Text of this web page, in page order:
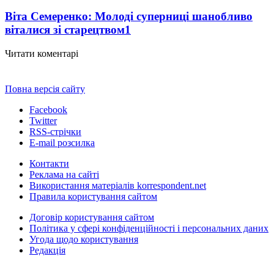
Віта Семеренко: Молоді суперниці шанобливо
віталися зі старецтвом1
Читати коментарі
Повна версія сайту
Facebook
Twitter
RSS-стрічки
E-mail розсилка
Контакти
Реклама на сайті
Використання матеріалів korrespondent.net
Правила користування сайтом
Договір користування сайтом
Політика у сфері конфіденційності і персональних даних
Угода щодо користування
Редакція